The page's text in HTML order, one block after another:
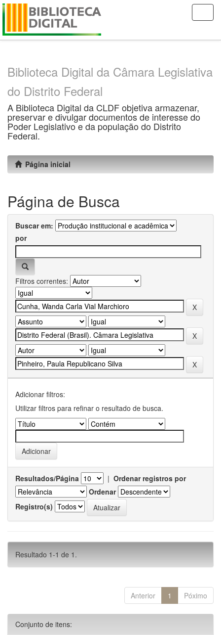
Skip
Biblioteca Digital da Câmara Legislativa
do Distrito Federal
A Biblioteca Digital da CLDF objetiva armazenar,
preservar e divulgar documentos de interesse do
Poder Legislativo e da população do Distrito
Federal.
Página inicial
Página de Busca
Buscar em:
por
Filtros correntes:
Adicionar filtros:
Utilizar filtros para refinar o resultado de busca.
Resultados/Página | Ordenar registros por
Ordenar
Registro(s)
Resultado 1-1 de 1.
Anterior 1 Póximo
Conjunto de itens: